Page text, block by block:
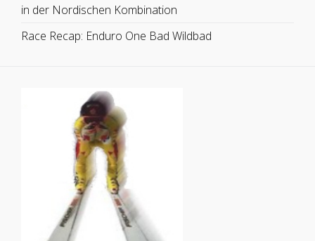
in der Nordischen Kombination
Race Recap: Enduro One Bad Wildbad